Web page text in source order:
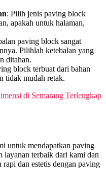
: Pilih jenis paving block
apakah untuk halaman,
paving block sangat
Pilihlah ketebalan yang
ditahan.
block terbuat dari bahan
tidak mudah retak.
di Semarang Terlengkap
untuk mendapatkan paving
layanan terbaik dari kami dan
dan estetis dengan paving